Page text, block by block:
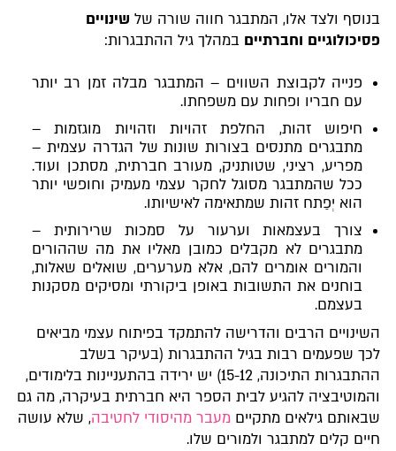
בנוסף ולצד אלו, המתבגר חווה שורה שלשינויים
פסיכולוגיים וחברתיים במהלך גיל ההתבגרות:
פנייה לקבוצת השווים – המתבגר מבלה זמן רב יותר
עם חבריו ופחות עם משפחתו.
חיפוש זהות, החלפת זהויות וזהויות מוגזמות –
מתבגרים מתנסים בצורות שונות של הגדרה עצמית –
מפריע, רציני, שטותניק, מעורב חברתית, מסתכן ועוד.
ככל שהמתבגר מסוגל לחקר עצמי מעמיק וחופשי יותר
הוא יְפַתח זהות שמתאימה לאישיותו.
צורך בעצמאות וערעור על סמכות שרירותית –
מתבגרים לא מקבלים כמובן מאליו את מה שההורים
והמורים אומרים להם, אלא מערערים, שואלים שאלות,
בוחנים את התשובות באופן ביקורתי ומסיקים מסקנות
בעצמם.
השינויים הרבים והדרישה להתמקד בפיתוח עצמי מביאים
לכך שפעמים רבות בגיל ההתבגרות (בעיקר בשלב
ההתבגרות התיכונה, 15-12) יש ירידה בהתעניינות בלימודים,
והמוטיבציה להגיע לבית הספר היא חברתית בעיקרה, מה גם
שבאותם גילאים מתקיים מעבר מהיסודי לחטיבה, שלא עושה
חיים קלים למתבגר ולמורים שלו.